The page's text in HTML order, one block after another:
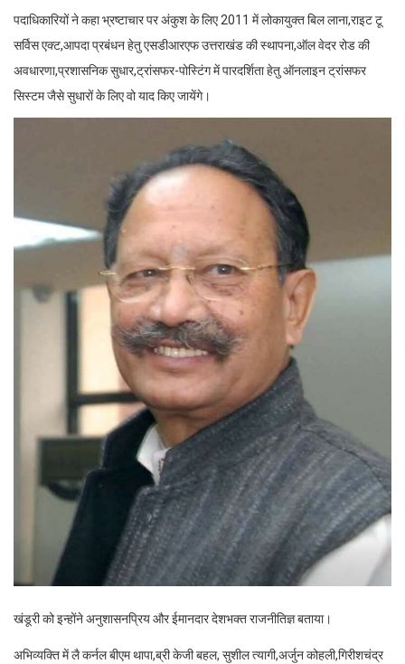
पदाधिकारियों ने कहा भ्रष्टाचार पर अंकुश के लिए 2011 में लोकायुक्त बिल लाना,राइट टू
सर्विस एक्ट,आपदा प्रबंधन हेतु एसडीआरएफ उत्तराखंड की स्थापना,ऑल वेदर रोड की
अवधारणा,प्रशासनिक सुधार,ट्रांसफर-पोस्टिंग में पारदर्शिता हेतु ऑनलाइन ट्रांसफर
सिस्टम जैसे सुधारों के लिए वो याद किए जायेंगे।
खंडूरी को इन्होंने अनुशासनप्रिय और ईमानदार देशभक्त राजनीतिज्ञ बताया।
अभिव्यक्ति में लै कर्नल बीएम थापा,ब्री केजी बहल, सुशील त्यागी,अर्जुन कोहली,गिरीशचंद्र